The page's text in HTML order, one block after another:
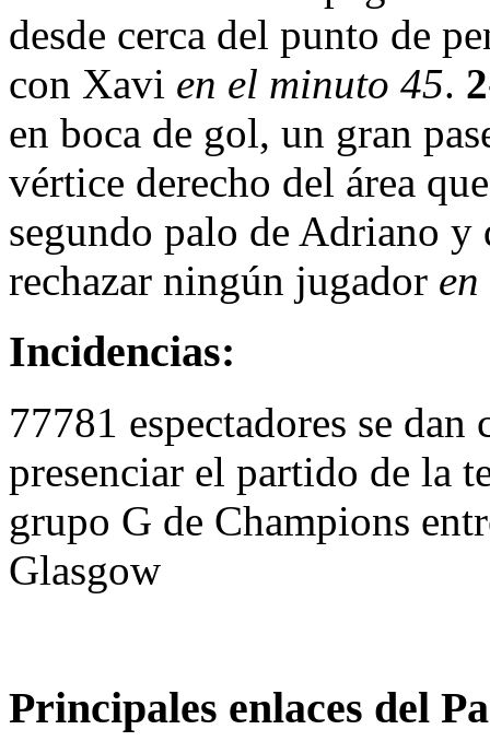
desde cerca del punto de
con Xavi en el minuto 45.
en boca de gol, un gran
vértice derecho del área
segundo palo de Adriano y
rechazar ningún jugador
Incidencias:
77781 espectadores se
presenciar el partido de la
grupo G de Champions
Glasgow
Principales enlaces del